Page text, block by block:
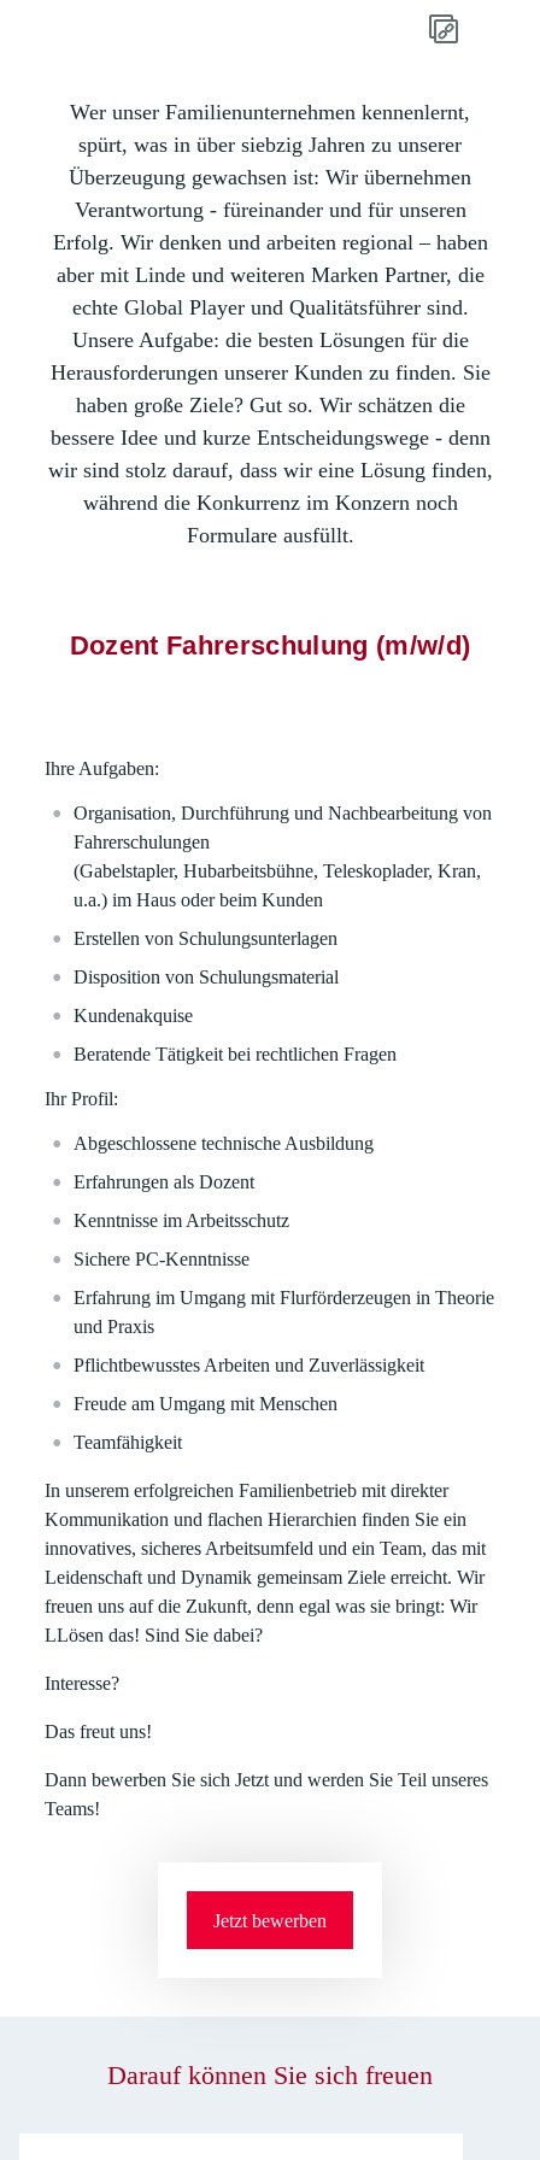
Wer unser Familienunternehmen kennenlernt,
spürt, was in über siebzig Jahren zu unserer
Überzeugung gewachsen ist: Wir übernehmen
Verantwortung - füreinander und für unseren
Erfolg. Wir denken und arbeiten regional – haben
aber mit Linde und weiteren Marken Partner, die
echte Global Player und Qualitätsführer sind.
Unsere Aufgabe: die besten Lösungen für die
Herausforderungen unserer Kunden zu finden. Sie
haben große Ziele? Gut so. Wir schätzen die
bessere Idee und kurze Entscheidungswege - denn
wir sind stolz darauf, dass wir eine Lösung finden,
während die Konkurrenz im Konzern noch
Formulare ausfüllt.
Dozent Fahrerschulung (m/w/d)
Ihre Aufgaben:
Organisation, Durchführung und Nachbearbeitung von
Fahrerschulungen
(Gabelstapler, Hubarbeitsbühne, Teleskoplader, Kran,
u.a.) im Haus oder beim Kunden
Erstellen von Schulungsunterlagen
Disposition von Schulungsmaterial
Kundenakquise
Beratende Tätigkeit bei rechtlichen Fragen
Ihr Profil:
Abgeschlossene technische Ausbildung
Erfahrungen als Dozent
Kenntnisse im Arbeitsschutz
Sichere PC-Kenntnisse
Erfahrung im Umgang mit Flurförderzeugen in Theorie
und Praxis
Pflichtbewusstes Arbeiten und Zuverlässigkeit
Freude am Umgang mit Menschen
Teamfähigkeit
In unserem erfolgreichen Familienbetrieb mit direkter
Kommunikation und flachen Hierarchien finden Sie ein
innovatives, sicheres Arbeitsumfeld und ein Team, das mit
Leidenschaft und Dynamik gemeinsam Ziele erreicht. Wir
freuen uns auf die Zukunft, denn egal was sie bringt: Wir
LLösen das! Sind Sie dabei?
Interesse?
Das freut uns!
Dann bewerben Sie sich Jetzt und werden Sie Teil unseres
Teams!
Jetzt bewerben
Darauf können Sie sich freuen